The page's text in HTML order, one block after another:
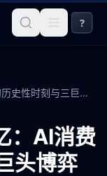
?
ChatGPT 月活破10亿：AI消费化的历史性时刻与三巨头博弈
：AI消费
头博弈